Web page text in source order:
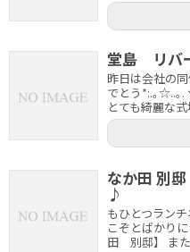
堂島 リバ
昨日は会社の
でとう*:.｡☆..｡.
とても綺麗な
なか田 別
♪
もひとつラン
こぞとばかり
田 別邸】 また